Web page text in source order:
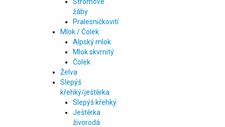
žáby
Pralesničkovití
Mlok / Čolek
Alpský mlok
Mlok skvrnitý
Čolek
Želva
Slepýš
křehký/ještěrka
Slepýš křehký
Ještěrka
živorodá